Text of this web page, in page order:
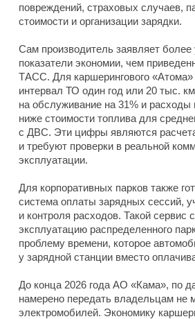
повреждений, страховых случаев,
стоимости и организации зарядки.
Сам производитель заявляет
показатели экономии, чем
ТАСС. Для каршерингового
интервал ТО один год или 20 тыс.
на обслуживание на 31% и расходы
ниже стоимости топлива для
с ДВС. Эти цифры являются
и требуют проверки в реальной
эксплуатации.
Для корпоративных парков также
система оплаты зарядных сессий,
и контроля расходов. Такой сервис
эксплуатацию распределенного
проблему времени, которое
у зарядной станции вместо
До конца 2026 года АО «Кама», по
намерено передать владельцам не
электромобилей. Экономику